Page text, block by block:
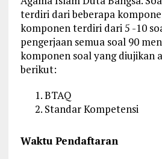
terdiri dari beberapa
komponen terdiri dari 5 -10
pengerjaan semua soal 90
komponen soal yang diujikan
berikut:
BTAQ
Standar Kompetensi
Waktu Pendaftaran